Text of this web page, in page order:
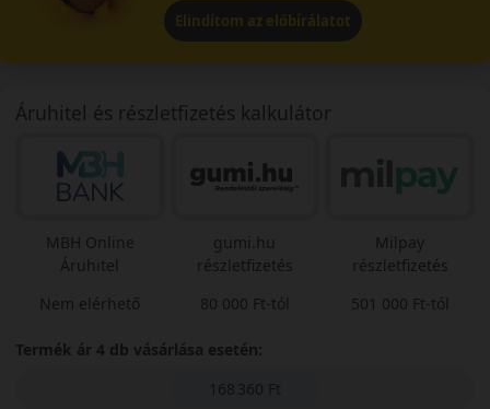
Elindítom az előbírálatot
Áruhitel és részletfizetés kalkulátor
MBH Online
Áruhitel
Nem elérhető
gumi.hu
részletfizetés
80 000 Ft-tól
Milpay
részletfizetés
501 000 Ft-tól
Termék ár 4 db vásárlása esetén:
168 360 Ft